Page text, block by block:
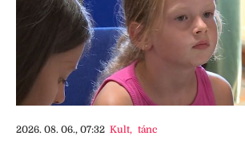
2026. 08. 06., 07:32 Kult, tánc